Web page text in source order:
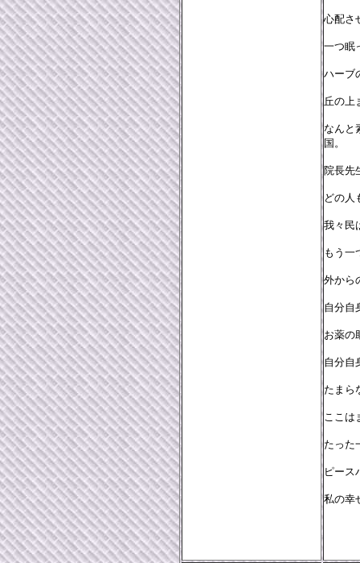
心配さ
一つ眠
ハーブ
丘の上
なんと
国。
院長先
どの人
我々民
もう一
外から
自分自
お薬の
自分自
たまら
ここは
たった
ピース
私の幸